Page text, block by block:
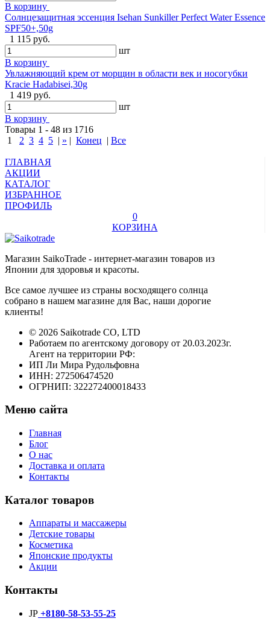
В корзину
Солнцезащитная эссенция Isehan Sunkiller Perfect Water Essence
SPF50+,50g
1 115 руб.
шт
В корзину
Увлажняющий крем от морщин в области век и носогубки
Kracie Hadabisei,30g
1 419 руб.
шт
В корзину
Товары 1 - 48 из 1716
1
2 3 4 5 | » | Конец | Все
ГЛАВНАЯ
АКЦИИ
КАТАЛОГ
ИЗБРАННОЕ
ПРОФИЛЬ
0
КОРЗИНА
Магазин SaikoTrade - интернет-магазин товаров из
Японии для здоровья и красоты.
Все самое лучшее из страны восходящего солнца
собрано в нашем магазине для Вас, наши дорогие
клиенты!
© 2026 Saikotrade CO, LTD
Работаем по агентскому договору от 20.03.2023г.
Агент на территории РФ:
ИП Ли Мира Рудольфовна
ИНН: 272506474520
ОГРНИП: 322272400018433
Меню сайта
Главная
Блог
О нас
Доставка и оплата
Контакты
Каталог товаров
Аппараты и массажеры
Детские товары
Косметика
Японские продукты
Акции
Контакты
JP +8180-58-53-55-25